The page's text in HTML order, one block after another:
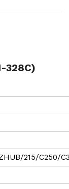
328C)
215/C250/